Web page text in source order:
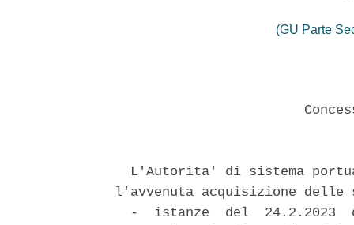
(GU Parte
L'Autorita' di sistema
l'avvenuta acquisizione
-  istanze  del  24.2.2023